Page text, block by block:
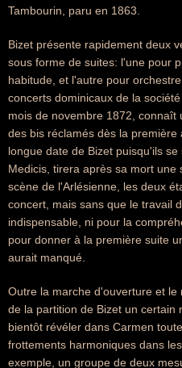
Tambourin, paru en 1863.
Bizet présente rapidement deux
sous forme de suites: l'une pour
habitude, et l'autre pour
concerts dominicaux de la
mois de novembre 1872, connaît
des bis réclamés dès la première
longue date de Bizet puisqu'ils
Medicis, tirera après sa mort
scène de l'Arlésienne, les deux
concert, mais sans que le travail
indispensable, ni pour la
pour donner à la première suite
aurait manqué.
Outre la marche d'ouverture et
de la partition de Bizet un certain
bientôt révéler dans Carmen
frottements harmoniques dans
exemple, un groupe de deux